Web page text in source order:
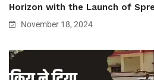
Horizon with the Launch of
November 18, 2024